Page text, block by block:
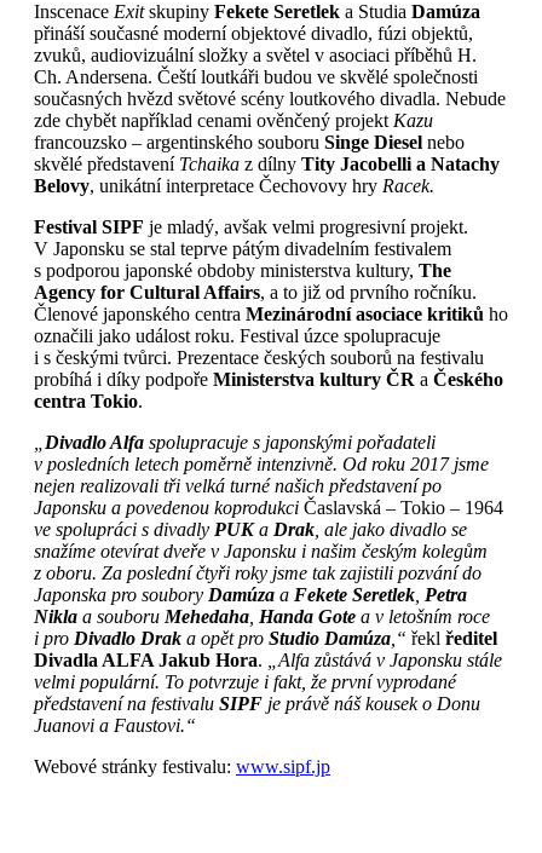
Inscenace Exitskupiny Fekete Seretleka Studia Damúza
přináší současné moderní objektové divadlo, fúzi objektů,
zvuků, audiovizuální složky a světel v asociaci příběhů H.
Ch. Andersena. Čeští loutkáři budou ve skvělé společnosti
současných hvězd světové scény loutkového divadla. Nebude
zde chybět například cenami ověnčený projekt Kazu
francouzsko – argentinského souboru Singe Dieselnebo
skvělé představení Tchaikaz dílny Tity Jacobelli a Natachy
Belovy, unikátní interpretace Čechovovy hry Racek.
Festival SIPF je mladý, avšak velmi progresivní projekt.
V Japonsku se stal teprve pátým divadelním festivalem
s podporou japonské obdoby ministerstva kultury, The
Agency for Cultural Affairs, a to již od prvního ročníku.
Členové japonského centra Mezinárodní asociace kritiků ho
označili jako událost roku. Festival úzce spolupracuje
i s českými tvůrci. Prezentace českých souborů na festivalu
probíhá i díky podpoře Ministerstva kultury ČR a Českého
centra Tokio.
Divadlo Alfaspolupracuje s japonskými pořadateli
v posledních letech poměrně intenzivně. Od roku 2017 jsme
nejen realizovali tři velká turné našich představení po
Japonsku a povedenou koprodukci Časlavská – Tokio – 1964
ve spolupráci s divadly PUKa Drak, ale jako divadlo se
snažíme otevírat dveře v Japonsku i našim českým kolegům
z oboru. Za poslední čtyři roky jsme tak zajistili pozvání do
Japonska pro soubory Damúzaa Fekete Seretlek, Petra
Niklaa souboru Mehedaha, Handa Gotea v letošním roce
i pro Divadlo Draka opět pro Studio Damúza,“ řekl ředitel
Divadla ALFA Jakub Hora.
„Alfa zůstává v Japonsku stále
velmi populární. To potvrzuje i fakt, že první vyprodané
představení na festivalu SIPFje právě náš kousek o Donu
Juanovi a Faustovi.“
Webové stránky festivalu: www.sipf.jp